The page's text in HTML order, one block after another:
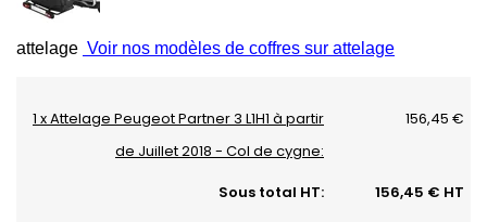
attelage Voir nos modèles de coffres sur attelage
1 x Attelage Peugeot Partner 3 L1H1 à partir
de Juillet 2018 - Col de cygne:
156,45 €
Sous total HT:
156,45 € HT